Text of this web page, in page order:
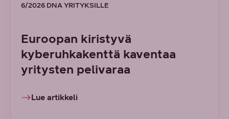
6/2026 DNA YRITYKSILLE
Euroopan kiristyvä
kyberuhkakenttä kaventaa
yritysten pelivaraa
Lue artikkeli